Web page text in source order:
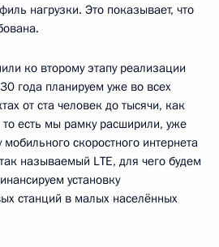
нагрузки. Это показывает, что
ко второму этапу реализации
года планируем уже во всех
от ста человек до тысячи, как
есть мы рамку расширили, уже
мобильного скоростного интернета
называемый LTE, для чего будем
установку
станций в малых населённых